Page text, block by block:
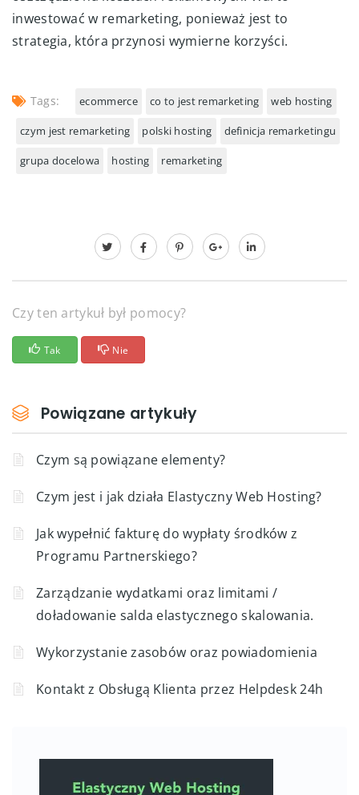
inwestować w remarketing, ponieważ jest to
strategia, która przynosi wymierne korzyści.
Tags: ecommerce co to jest remarketing web hosting
czym jest remarketing polski hosting definicja remarketingu
grupa docelowa hosting remarketing
Czy ten artykuł był pomocy?
Tak Nie
Powiązane artykuły
Czym są powiązane elementy?
Czym jest i jak działa Elastyczny Web Hosting?
Jak wypełnić fakturę do wypłaty środków z
Programu Partnerskiego?
Zarządzanie wydatkami oraz limitami /
doładowanie salda elastycznego skalowania.
Wykorzystanie zasobów oraz powiadomienia
Kontakt z Obsługą Klienta przez Helpdesk 24h